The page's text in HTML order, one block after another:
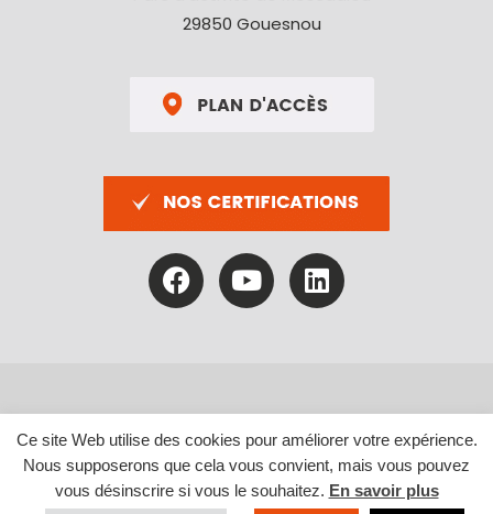
29850 Gouesnou
Site réalisé par Abergraphique
Ce site Web utilise des cookies pour améliorer votre expérience.
Nous supposerons que cela vous convient, mais vous pouvez
vous désinscrire si vous le souhaitez. En savoir plus